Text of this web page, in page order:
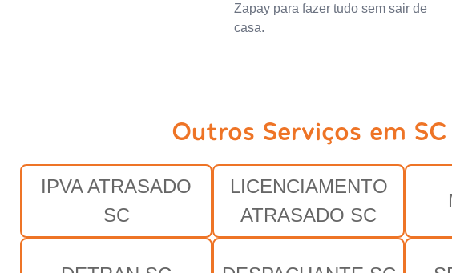
Zapay para fazer tudo sem sair de
casa.
Outros Serviços em SC
IPVA ATRASADO
SC
LICENCIAMENTO
ATRASADO SC